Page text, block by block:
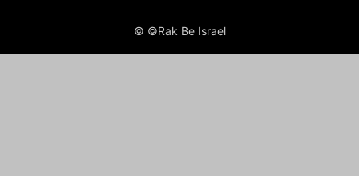
© ©Rak Be Israel